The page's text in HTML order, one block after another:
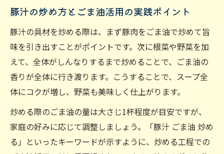
豚汁の炒め方とごま油活用の実践ポイント
豚汁の具材を炒める際は、まず豚肉をごま油で炒めて旨
味を引き出すことがポイントです。次に根菜や野菜を加
えて、全体がしんなりするまで炒めることで、ごま油の
香りが全体に行き渡ります。こうすることで、スープ全
体にコクが増し、野菜も美味しく仕上がります。
炒める際のごま油の量は大さじ1杯程度が目安ですが、
家庭の好みに応じて調整しましょう。「豚汁 ごま油 炒め
る」といったキーワードが示すように、炒める工程での